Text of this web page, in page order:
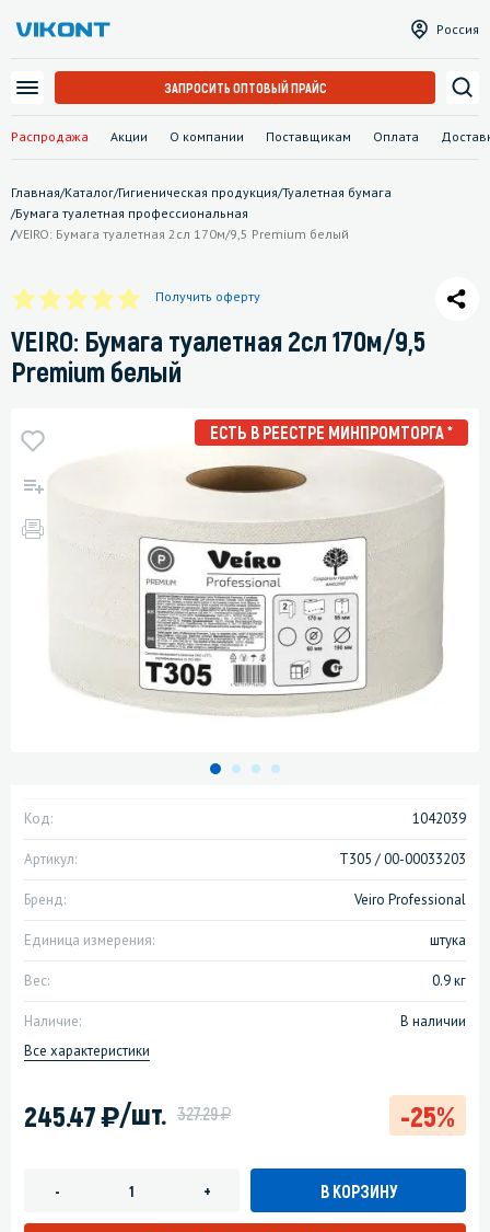
Распродажа Акции О компании Поставщикам Оплата
Россия
ЗАПРОСИТЬ ОПТОВЫЙ ПРАЙС
Главная/Каталог/Гигиеническая продукция/Туалетная бумага
/Бумага туалетная профессиональная
/VEIRO: Бумага туалетная 2сл 170м/9,5 Premium белый
Получить оферту
VEIRO: Бумага туалетная 2сл 170м/9,5
Premium белый
ЕСТЬ В РЕЕСТРЕ МИНПРОМТОРГА *
Код: 1042039
Артикул: Т305 / 00-00033203
Бренд: Veiro Professional
Единица измерения: штука
Вес: 0.9 кг
Наличие:
В наличии
Все характеристики
245.47)/шт. 327.29у -25%
- + В КОРЗИНУ